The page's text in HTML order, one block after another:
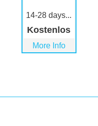
14-28 days...
Kostenlos
More Info